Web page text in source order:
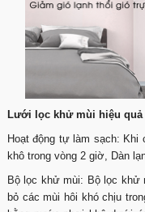
Lưới lọc khử mùi hiệu quả
Hoạt động tự làm sạch:
khô trong vòng 2 giờ, Dàn
Bộ lọc khử mùi: Bộ lọc khử
bỏ các mùi hôi khó chịu